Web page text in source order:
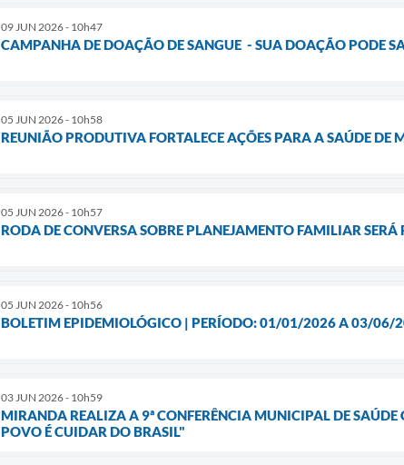
09 JUN 2026 - 10h47
CAMPANHA DE DOAÇÃO DE SANGUE - SUA DOAÇÃO PODE
05 JUN 2026 - 10h58
REUNIÃO PRODUTIVA FORTALECE AÇÕES PARA A SAÚDE DE
05 JUN 2026 - 10h57
RODA DE CONVERSA SOBRE PLANEJAMENTO FAMILIAR
05 JUN 2026 - 10h56
BOLETIM EPIDEMIOLÓGICO | PERÍODO: 01/01/2026 A 03/06/
03 JUN 2026 - 10h59
MIRANDA REALIZA A 9ª CONFERÊNCIA MUNICIPAL DE
POVO É CUIDAR DO BRASIL"